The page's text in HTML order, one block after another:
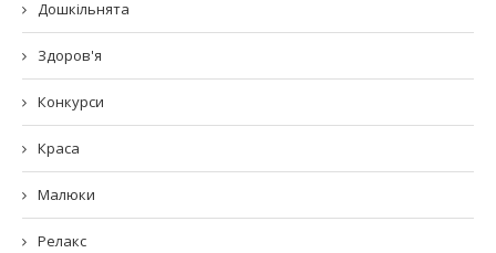
Дошкільнята
Здоров'я
Конкурси
Краса
Малюки
Релакс